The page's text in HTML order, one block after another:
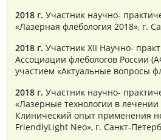
2018 г. Участник научно-
«Лазерная флебология 2018», г.
2018 г. Участник XII Научно-
Ассоциации флебологов России
участием «Актуальные вопросы
2018 г. Участник научно-
«Лазерные технологии в лечении
Клинический опыт применения
FriendlyLight Neo», г. Санкт-